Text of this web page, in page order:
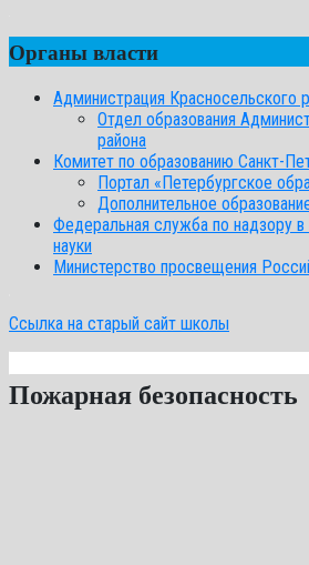
Органы власти
Администрация Красносельского
Отдел образования
района
Комитет по образованию Санкт-
Портал «Петербургское
Дополнительное
Федеральная служба по надзору
науки
Министерство просвещения
Ссылка на старый сайт школы
Пожарная безопасность